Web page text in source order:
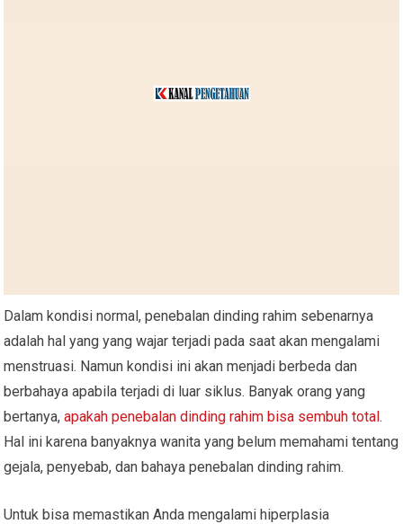
Dalam kondisi normal, penebalan dinding rahim sebenarnya
adalah hal yang yang wajar terjadi pada saat akan mengalami
menstruasi. Namun kondisi ini akan menjadi berbeda dan
berbahaya apabila terjadi di luar siklus. Banyak orang yang
bertanya,apakah penebalan dinding rahim bisa sembuh total.
Hal ini karena banyaknya wanita yang belum memahami tentang
gejala, penyebab, dan bahaya penebalan dinding rahim.
Untuk bisa memastikan Anda mengalami hiperplasia